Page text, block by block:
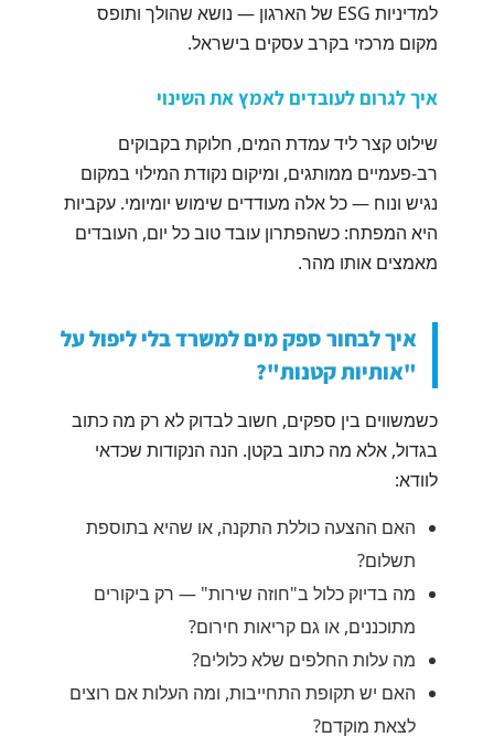
למדיניות ESG של הארגון — נושא שהולך ותופס
מקום מרכזי בקרב עסקים בישראל.
איך לגרום לעובדים לאמץ את השינוי
שילוט קצר ליד עמדת המים, חלוקת בקבוקים
רב-פעמיים ממותגים, ומיקום נקודת המילוי במקום
נגיש ונוח — כל אלה מעודדים שימוש יומיומי. עקביות
היא המפתח: כשהפתרון עובד טוב כל יום, העובדים
מאמצים אותו מהר.
איך לבחור ספק מים למשרד בלי ליפול על
"אותיות קטנות"?
כשמשווים בין ספקים, חשוב לבדוק לא רק מה כתוב
בגדול, אלא מה כתוב בקטן. הנה הנקודות שכדאי
לוודא:
האם ההצעה כוללת התקנה, או שהיא בתוספת
תשלום?
מה בדיוק כלול ב"חוזה שירות" — רק ביקורים
מתוכננים, או גם קריאות חירום?
מה עלות החלפים שלא כלולים?
האם יש תקופת התחייבות, ומה העלות אם רוצים
לצאת מוקדם?